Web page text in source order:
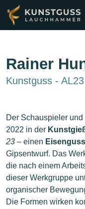
Rainer
Kunstguss -
Der Schauspieler
2022 in der
23 – einen Eisenguss
Gipsentwurf. Das
die nach einem
dieser Werkgruppe
organischer
Die Formen wirken